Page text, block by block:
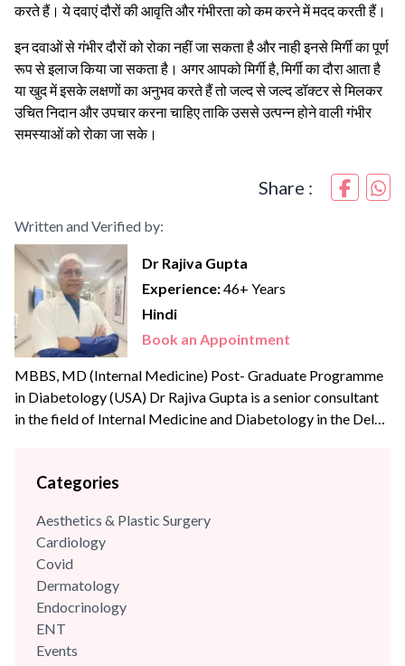
करते हैं। ये दवाएं दौरों की आवृति और गंभीरता को कम करने में मदद करती हैं।
इन दवाओं से गंभीर दौरों को रोका नहीं जा सकता है और नाही इनसे मिर्गी का पूर्ण
रूप से इलाज किया जा सकता है। अगर आपको मिर्गी है, मिर्गी का दौरा आता है
या खुद में इसके लक्षणों का अनुभव करते हैं तो जल्द से जल्द डॉक्टर से मिलकर
उचित निदान और उपचार करना चाहिए ताकि उससे उत्पन्न होने वाली गंभीर
समस्याओं को रोका जा सके।
Share :
Written and Verified by:
Dr Rajiva Gupta
Experience:46+ Years
Hindi
Book an Appointment
MBBS, MD (Internal Medicine) Post- Graduate Programme
in Diabetology (USA) Dr Rajiva Gupta is a senior consultant
in the field of Internal Medicine and Diabetology in the Delhi-
Education & Research, New Delhi (Dr R M L Hospital). Dr
Categories
Aesthetics & Plastic Surgery
Cardiology
Covid
Dermatology
Endocrinology
ENT
Events